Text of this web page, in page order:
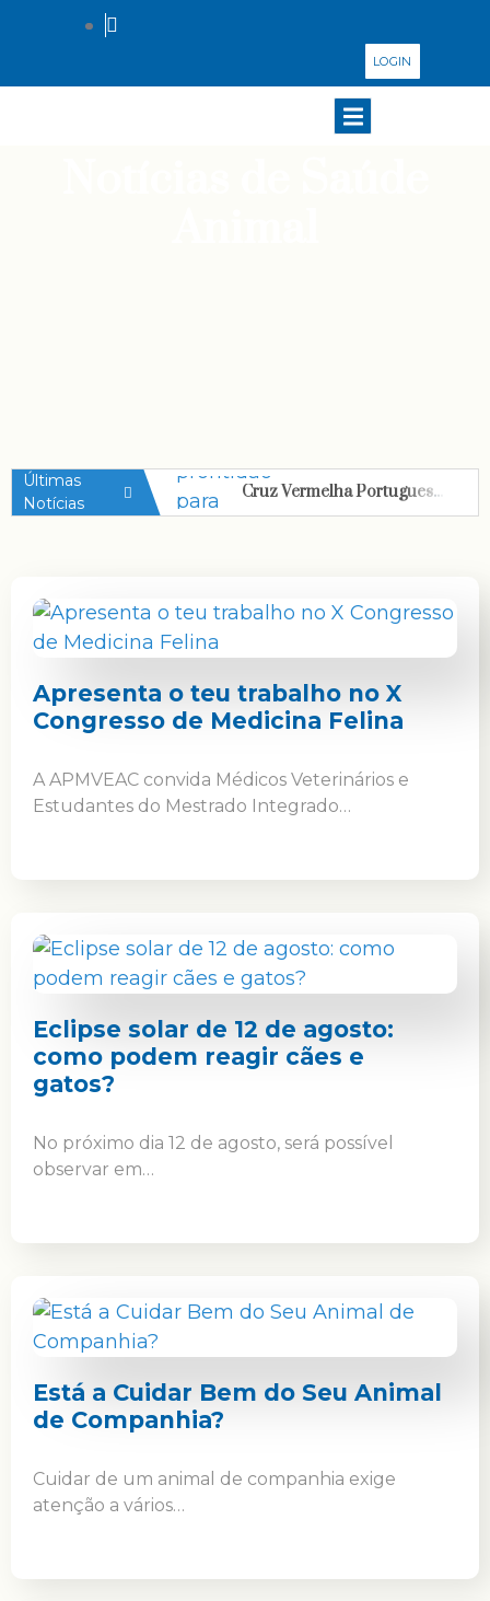
LOGIN
Últimas
Notícias
Cruz Vermelha Portuguesa de prontidão para apoiar populações afetadas por incêndios
Estudo da NOVA Medical School identifica papel protetor da cafeína contra efeitos da obesidade no cérebro
Obesidade: Abertas candidaturas a formação gratuita para 600 médicos de família
Apresenta o teu trabalho no X
Congresso de Medicina Felina
A APMVEAC convida Médicos Veterinários e
Estudantes do Mestrado Integrado…
Eclipse solar de 12 de agosto:
como podem reagir cães e
gatos?
No próximo dia 12 de agosto, será possível
observar em…
Está a Cuidar Bem do Seu Animal
de Companhia?
Cuidar de um animal de companhia exige
atenção a vários…